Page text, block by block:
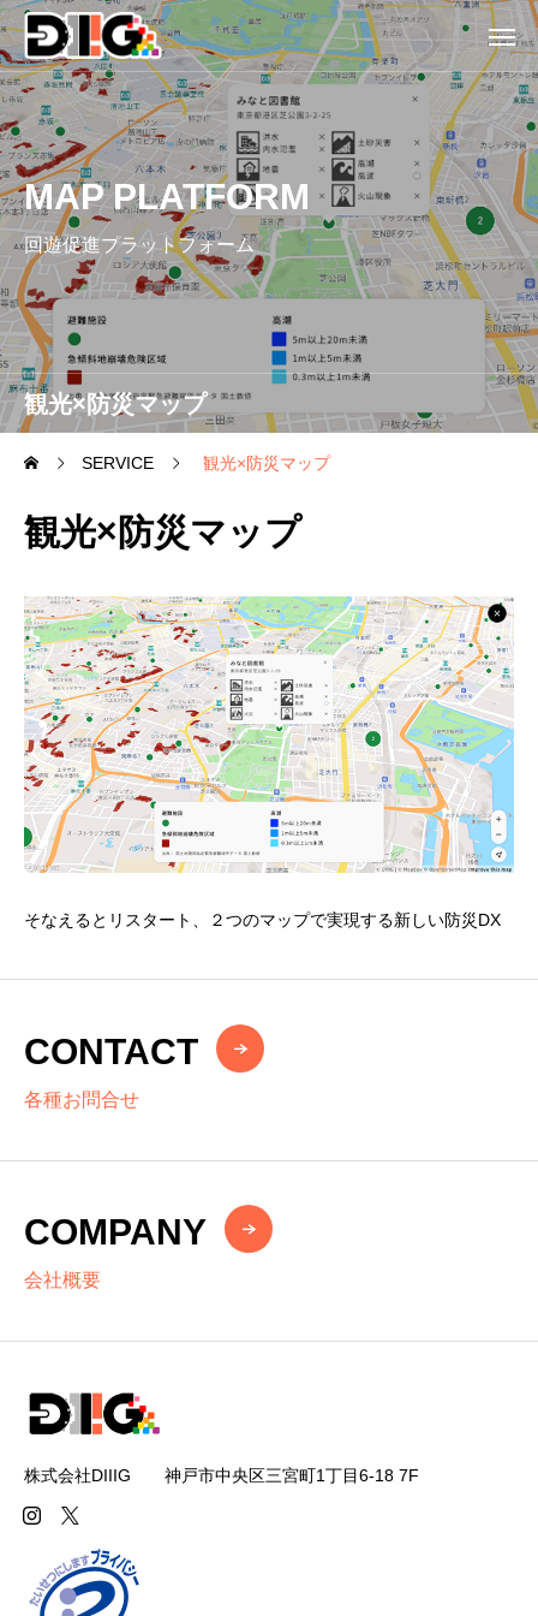
観光×防災マップ
MAP PLATFORM
回遊促進プラットフォーム
SERVICE 観光×防災マップ
観光×防災マップ
そなえるとリスタート、２つのマップで実現する新しい防災DX
CONTACT
各種お問合せ
COMPANY
会社概要
株式会社DIIIG 神戸市中央区三宮町1丁目6-18 7F